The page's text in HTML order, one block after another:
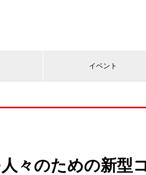
イベント
々のための新型